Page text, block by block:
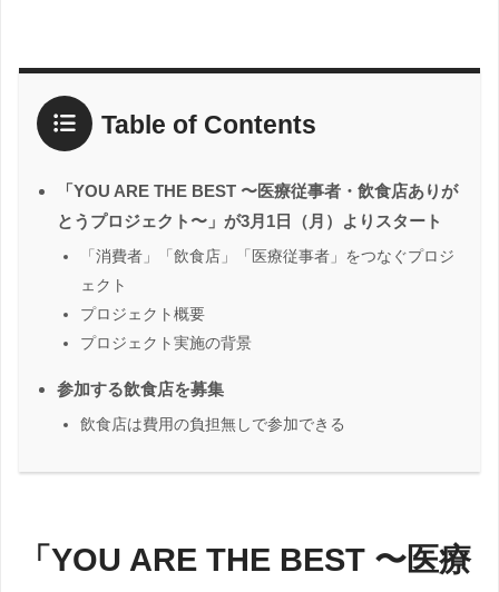
Table of Contents
「YOU ARE THE BEST 〜医療従事者・飲食店ありが
とうプロジェクト〜」が3月1日（月）よりスタート
「消費者」「飲食店」「医療従事者」をつなぐプロジ
ェクト
プロジェクト概要
プロジェクト実施の背景
参加する飲食店を募集
飲食店は費用の負担無しで参加できる
「YOU ARE THE BEST 〜医療